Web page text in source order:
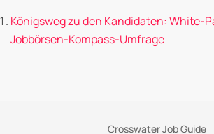
Königsweg zu den Kandidaten: White-
Jobbörsen-Kompass-Umfrage
Crosswater Job Guide